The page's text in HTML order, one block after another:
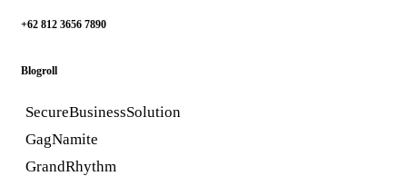
+62 812 3656 7890
Blogroll
SecureBusinessSolution
GagNamite
GrandRhythm